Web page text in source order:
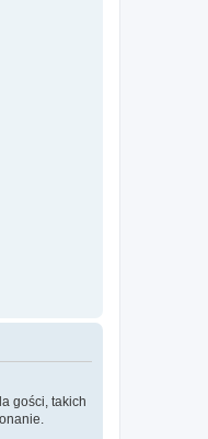
gości, takich